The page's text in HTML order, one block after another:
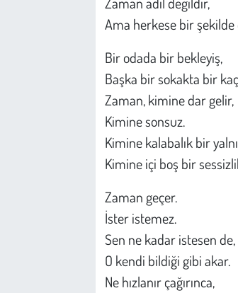
Ama herkese bir
Bir odada bir bekleyiş,
Başka bir sokakta bir
Zaman, kimine dar gelir,
Kimine sonsuz.
Kimine kalabalık bir
Kimine içi boş bir
Zaman geçer.
İster istemez.
Sen ne kadar istesen de,
O kendi bildiği gibi akar.
Ne hızlanır çağırınca,